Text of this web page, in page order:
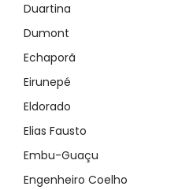
Duartina
Dumont
Echaporã
Eirunepé
Eldorado
Elias Fausto
Embu-Guaçu
Engenheiro Coelho